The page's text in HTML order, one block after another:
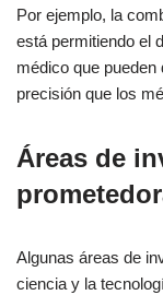
Por ejemplo, la
está permitiendo el
médico que
precisión que los
Áreas de
Algunas áreas de
ciencia y la